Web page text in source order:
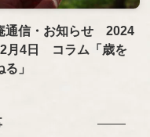
通信・お知らせ 2024
月4日 コラム「歳を
」